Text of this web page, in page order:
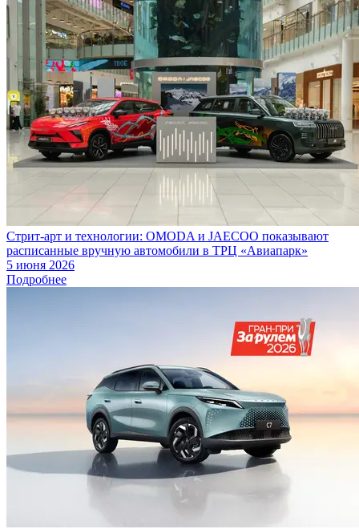
Стрит-арт и технологии: OMODA и JAECOO показывают
расписанные вручную автомобили в ТРЦ «Авиапарк»
5 июня 2026
Подробнее